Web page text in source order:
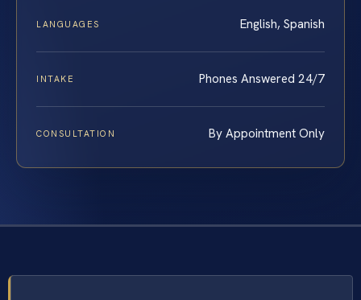
LANGUAGES English, Spanish
INTAKE Phones Answered 24/7
CONSULTATION By Appointment Only